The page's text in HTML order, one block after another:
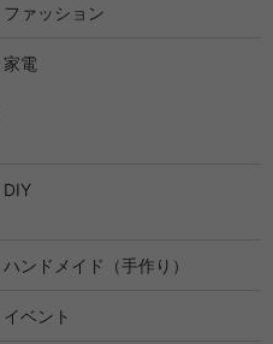
ファッション
家電
DIY
ハンドメイド（手作り）
イベント